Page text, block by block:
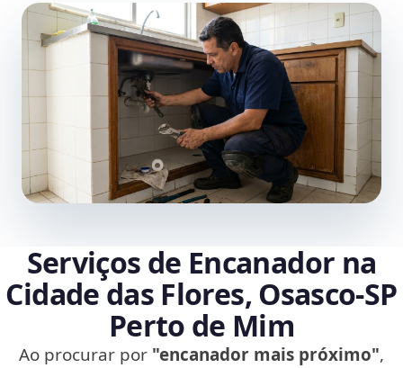
Serviços de Encanador na
Cidade das Flores, Osasco‑SP
Perto de Mim
Ao procurar por "encanador mais próximo",